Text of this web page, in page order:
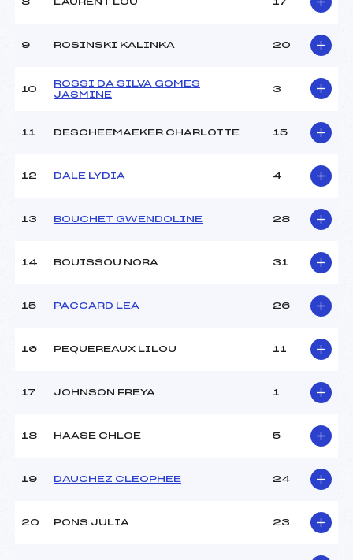
Ouvreurs C :
BEAU
12h00
VELEZ ROMAIN (MB)
Ouvreurs B :
CDS ()
Ouvreurs D :
Température arrivée :
-1
U14
8 LAURENT LOU 17
9 ROSINSKI KALINKA 20
10
ROSSI DA SILVA GOMES
JASMINE
3
11 DESCHEEMAEKER CHARLOTTE 15
12 DALE LYDIA 4
13 BOUCHET GWENDOLINE 28
14 BOUISSOU NORA 31
15 PACCARD LEA 26
16 PEQUEREAUX LILOU 11
17 JOHNSON FREYA 1
18 HAASE CHLOE 5
19 DAUCHEZ CLEOPHEE 24
20 PONS JULIA 23